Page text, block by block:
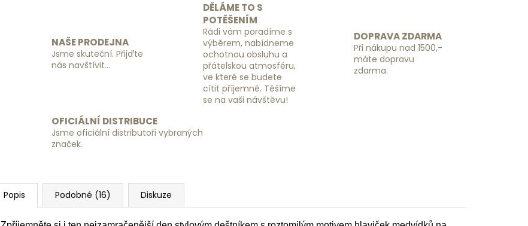
NAŠE PRODEJNA
Jsme skuteční. Přijďte
nás navštívit...
DĚLÁME TO S
POTĚŠENÍM
Rádi vám poradíme s
výběrem, nabídneme
ochotnou obsluhu a
přátelskou atmosféru,
ve které se budete
cítit příjemně. Těšíme
se na vaši návštěvu!
DOPRAVA ZDARMA
Při nákupu nad 1500,-
máte dopravu
zdarma.
OFICIÁLNÍ DISTRIBUCE
Jsme oficiální distributoři vybraných
značek.
Popis Podobné (16) Diskuze